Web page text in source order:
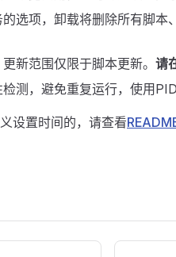
选项，卸载将删除所有脚本
新范围仅限于脚本更新。 请
测，避免重复运行，使用PID
设置时间的，请查看